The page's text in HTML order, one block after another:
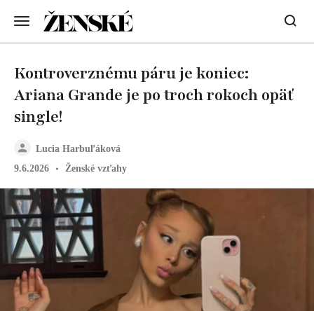
Lucia Harbuľáková
9.6.2026
Ženské vzťahy
Kontroverznému páru je koniec:
Ariana Grande je po troch rokoch opäť
single!